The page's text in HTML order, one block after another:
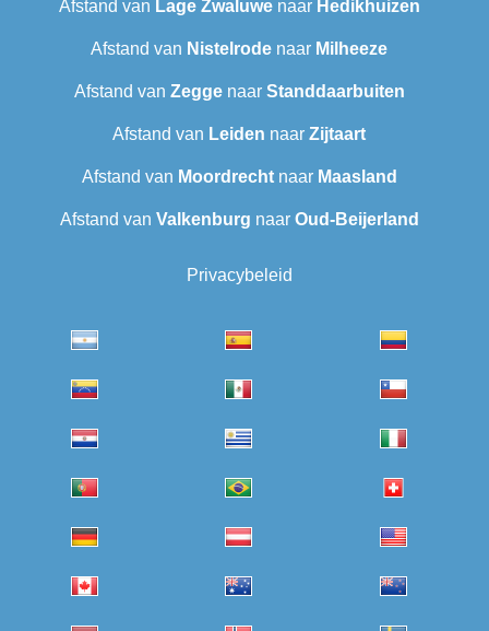
Afstand van Lage Zwaluwenaar Hedikhuizen
Afstand van Nistelrode naar Milheeze
Afstand van Zeggenaar Standdaarbuiten
Afstand van Leiden naar Zijtaart
Afstand van Moordrechtnaar Maasland
Afstand van Valkenburg naar Oud-Beijerland
Privacybeleid